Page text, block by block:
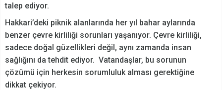
talep ediyor.
Hakkari’deki piknik alanlarında her yıl bahar aylarında
benzer çevre kirliliği sorunları yaşanıyor. Çevre kirliliği,
sadece doğal güzellikleri değil, aynı zamanda insan
sağlığını da tehdit ediyor. Vatandaşlar, bu sorunun
çözümü için herkesin sorumluluk alması gerektiğine
dikkat çekiyor.